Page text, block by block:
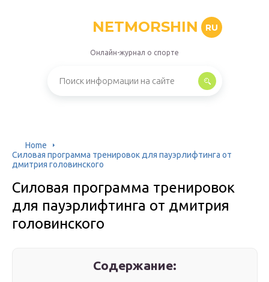
NETMORSHIN RU
Онлайн-журнал о спорте
Home
Силовая программа тренировок для пауэрлифтинга от
дмитрия головинского
Силовая программа тренировок
для пауэрлифтинга от дмитрия
головинского
Содержание: